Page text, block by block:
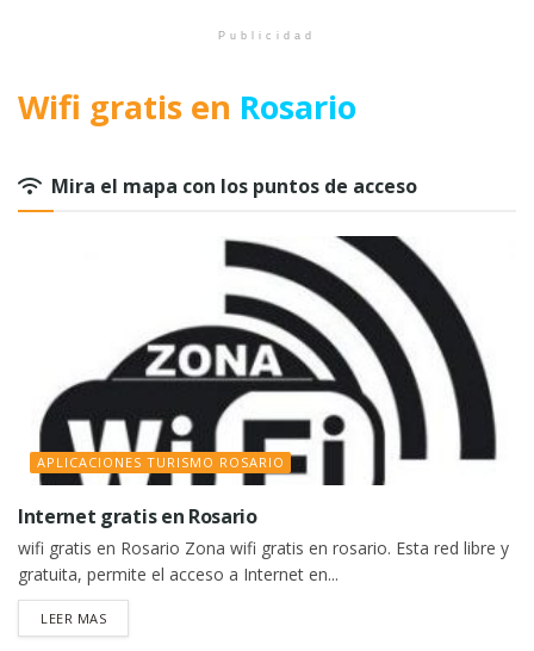
Publicidad
Wifi gratis en Rosario
Mira el mapa con los puntos de acceso
APLICACIONES TURISMO ROSARIO
Internet gratis en Rosario
wifi gratis en Rosario Zona wifi gratis en rosario. Esta red libre y
gratuita, permite el acceso a Internet en...
LEER MASDETAILS